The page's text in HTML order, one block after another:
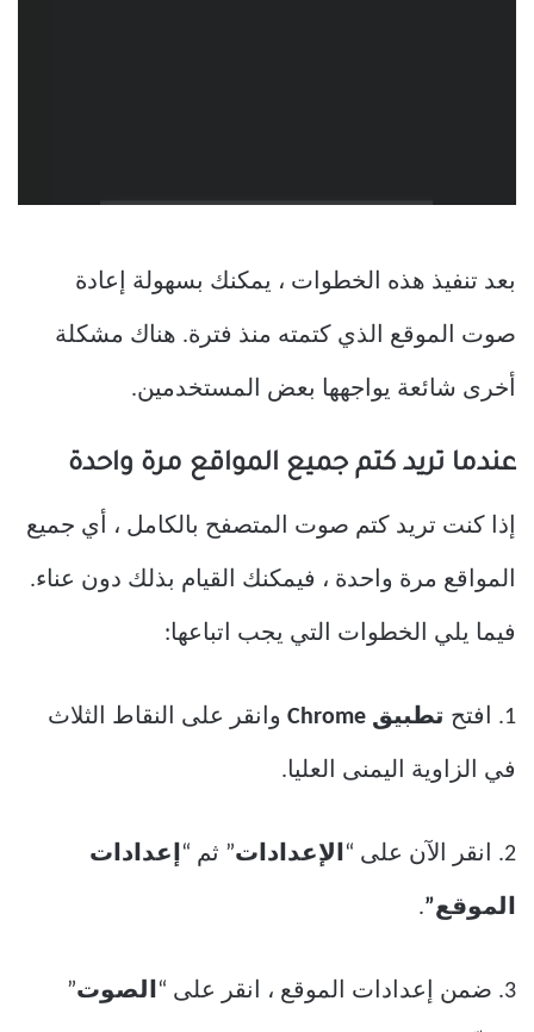
بعد تنفيذ هذه الخطوات ، يمكنك بسهولة إعادة
صوت الموقع الذي كتمته منذ فترة. هناك مشكلة
أخرى شائعة يواجهها بعض المستخدمين.
عندما تريد كتم جميع المواقع مرة واحدة
إذا كنت تريد كتم صوت المتصفح بالكامل ، أي جميع
المواقع مرة واحدة ، فيمكنك القيام بذلك دون عناء.
فيما يلي الخطوات التي يجب اتباعها:
1. افتح تطبيق Chrome وانقر على النقاط الثلاث
في الزاوية اليمنى العليا.
2. انقر الآن على “ الإعدادات” ثم “إعدادات
الموقع”.
3. ضمن إعدادات الموقع ، انقر على “ الصوت”